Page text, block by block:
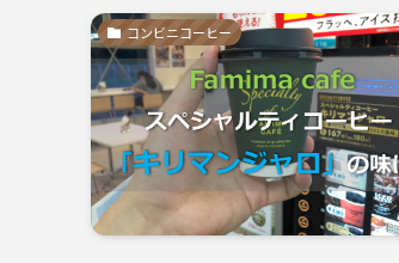
コンビニコーヒー